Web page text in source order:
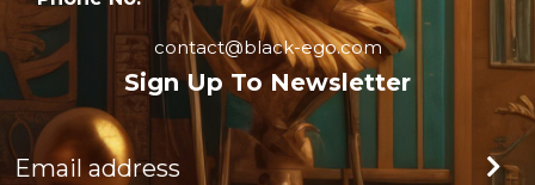
contact@black-ego.com
Sign Up To Newsletter